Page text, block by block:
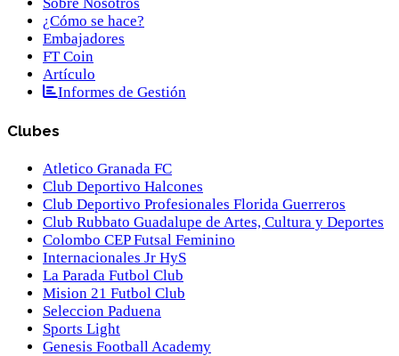
Sobre Nosotros
¿Cómo se hace?
Embajadores
FT Coin
Artículo
Informes de Gestión
Clubes
Atletico Granada FC
Club Deportivo Halcones
Club Deportivo Profesionales Florida Guerreros
Club Rubbato Guadalupe de Artes, Cultura y Deportes
Colombo CEP Futsal Feminino
Internacionales Jr HyS
La Parada Futbol Club
Mision 21 Futbol Club
Seleccion Paduena
Sports Light
Genesis Football Academy